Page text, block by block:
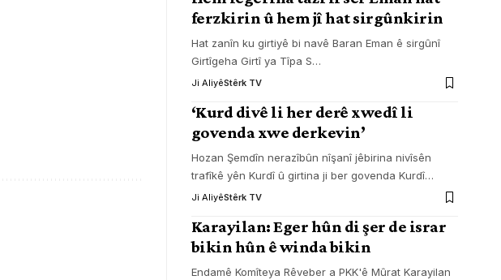
ferzkirin û hem jî hat sirgûnkirin
Hat zanîn ku girtiyê bi navê Baran Eman ê sirgûnî
Girtîgeha Girtî ya Tîpa S…
Ji AliyêStêrk TV
‘Kurd divê li her derê xwedî li
govenda xwe derkevin’
Hozan Şemdîn nerazîbûn nîşanî jêbirina nivîsên
trafîkê yên Kurdî û girtina ji ber govenda Kurdî…
Ji AliyêStêrk TV
Karayilan: Eger hûn di şer de israr
bikin hûn ê winda bikin
Endamê Komîteya Rêveber a PKK'ê Mûrat Karayilan